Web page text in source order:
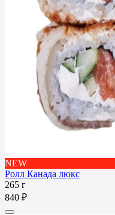
NEW
Ролл Канада люкс
265 г
840 ₽